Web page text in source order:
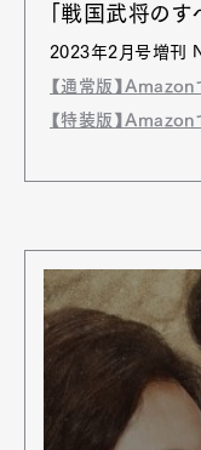
「戦国武将のす
2023年2月号増刊
【通常版】Amazon
【特装版】Amazon